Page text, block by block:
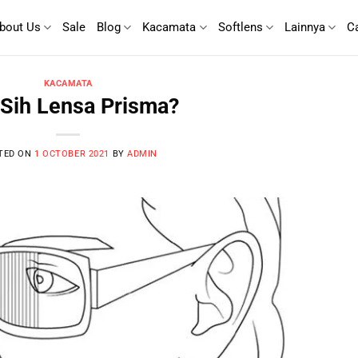
Us Sale Blog Kacamata Softlens Lainnya
KACAMATA
Lensa Prisma?
ON 1 OCTOBER 2021 BYADMIN